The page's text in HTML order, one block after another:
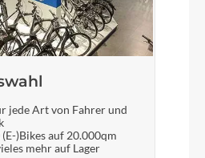
Kette
KMC e12
Gewicht
26,8 kg
jede Art von Fahrer und
)Bikes auf 20.000qm
mehr auf Lager